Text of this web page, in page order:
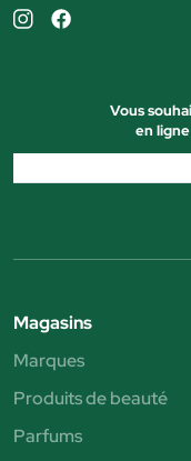
Vous
en
Magasins
Marques
Produits de beauté
Parfums